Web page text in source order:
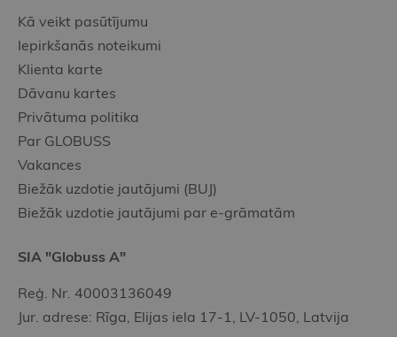
Kā veikt pasūtījumu
Iepirkšanās noteikumi
Klienta karte
Dāvanu kartes
Privātuma politika
Par GLOBUSS
Vakances
Biežāk uzdotie jautājumi (BUJ)
Biežāk uzdotie jautājumi par e-grāmatām
SIA "Globuss A"
Reģ. Nr. 40003136049
Jur. adrese: Rīga, Elijas iela 17-1, LV-1050, Latvija